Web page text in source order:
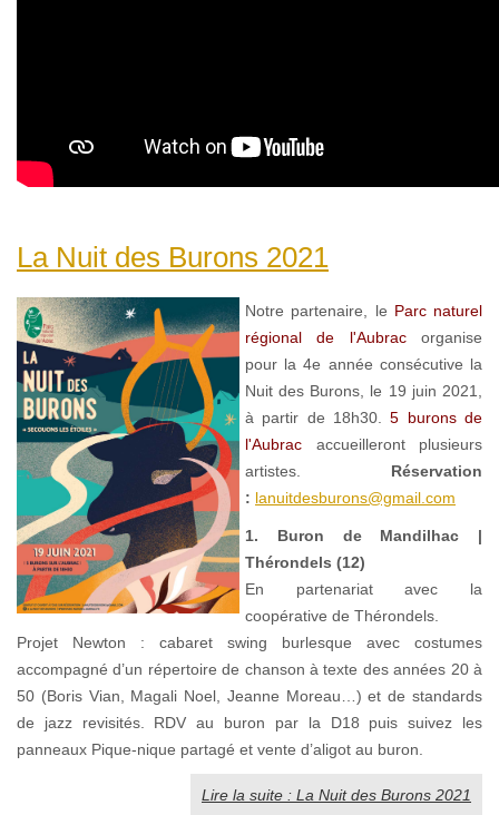
La Nuit des Burons 2021
Notre partenaire, le Parc naturel
régional de l'Aubracorganise
pour la 4e année consécutive la
Nuit des Burons, le 19 juin 2021,
à partir de 18h30.5 burons de
l'Aubrac accueilleront plusieurs
artistes. Réservation
: lanuitdesburons@gmail.com
1. Buron de Mandilhac |
Thérondels (12)
En partenariat avec la
coopérative de Thérondels.
Projet Newton : cabaret swing burlesque avec costumes
accompagné d’un répertoire de chanson à texte des années 20 à
50 (Boris Vian, Magali Noel, Jeanne Moreau…) et de standards
de jazz revisités. RDV au buron par la D18 puis suivez les
panneaux Pique-nique partagé et vente d’aligot au buron.
Lire la suite : La Nuit des Burons 2021